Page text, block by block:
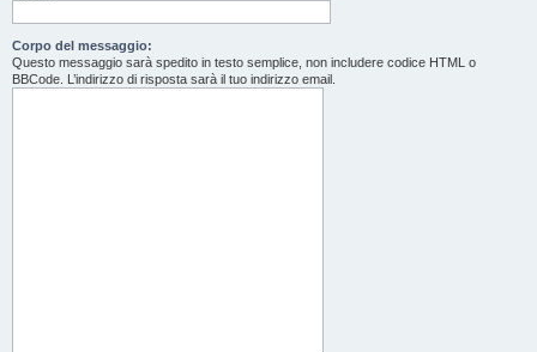
Corpo del messaggio:
Questo messaggio sarà spedito in testo semplice, non includere codice HTML o
BBCode. L’indirizzo di risposta sarà il tuo indirizzo email.